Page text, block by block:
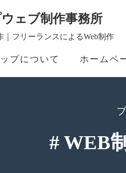
ェブ制作事務所
｜フリーランスによるWeb制作
プについて ホームペ
# WEB